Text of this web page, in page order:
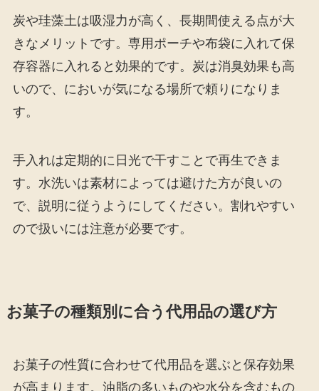
炭や珪藻土は吸湿力が高く、長期間使える点が大
きなメリットです。専用ポーチや布袋に入れて保
存容器に入れると効果的です。炭は消臭効果も高
いので、においが気になる場所で頼りになりま
す。
手入れは定期的に日光で干すことで再生できま
す。水洗いは素材によっては避けた方が良いの
で、説明に従うようにしてください。割れやすい
ので扱いには注意が必要です。
お菓子の種類別に合う代用品の選び方
お菓子の性質に合わせて代用品を選ぶと保存効果
が高まります。油脂の多いものや水分を含むもの